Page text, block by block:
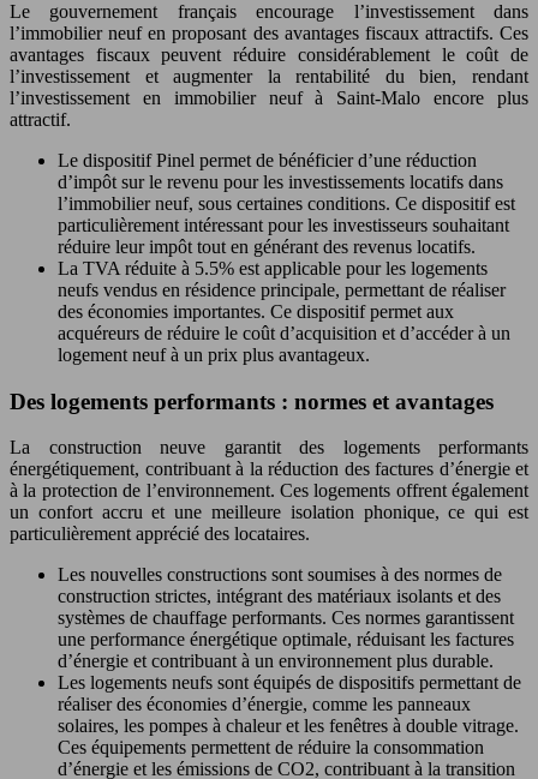
Le gouvernement français encourage l’investissement dans
l’immobilier neuf en proposant des avantages fiscaux attractifs. Ces
avantages fiscaux peuvent réduire considérablement le coût de
l’investissement et augmenter la rentabilité du bien, rendant
l’investissement en immobilier neuf à Saint-Malo encore plus
attractif.
Le dispositif Pinel permet de bénéficier d’une réduction
d’impôt sur le revenu pour les investissements locatifs dans
l’immobilier neuf, sous certaines conditions. Ce dispositif est
particulièrement intéressant pour les investisseurs souhaitant
réduire leur impôt tout en générant des revenus locatifs.
La TVA réduite à 5.5% est applicable pour les logements
neufs vendus en résidence principale, permettant de réaliser
des économies importantes. Ce dispositif permet aux
acquéreurs de réduire le coût d’acquisition et d’accéder à un
logement neuf à un prix plus avantageux.
Des logements performants : normes et avantages
La construction neuve garantit des logements performants
énergétiquement, contribuant à la réduction des factures d’énergie et
à la protection de l’environnement. Ces logements offrent également
un confort accru et une meilleure isolation phonique, ce qui est
particulièrement apprécié des locataires.
Les nouvelles constructions sont soumises à des normes de
construction strictes, intégrant des matériaux isolants et des
systèmes de chauffage performants. Ces normes garantissent
une performance énergétique optimale, réduisant les factures
d’énergie et contribuant à un environnement plus durable.
Les logements neufs sont équipés de dispositifs permettant de
réaliser des économies d’énergie, comme les panneaux
solaires, les pompes à chaleur et les fenêtres à double vitrage.
Ces équipements permettent de réduire la consommation
d’énergie et les émissions de CO2, contribuant à la transition